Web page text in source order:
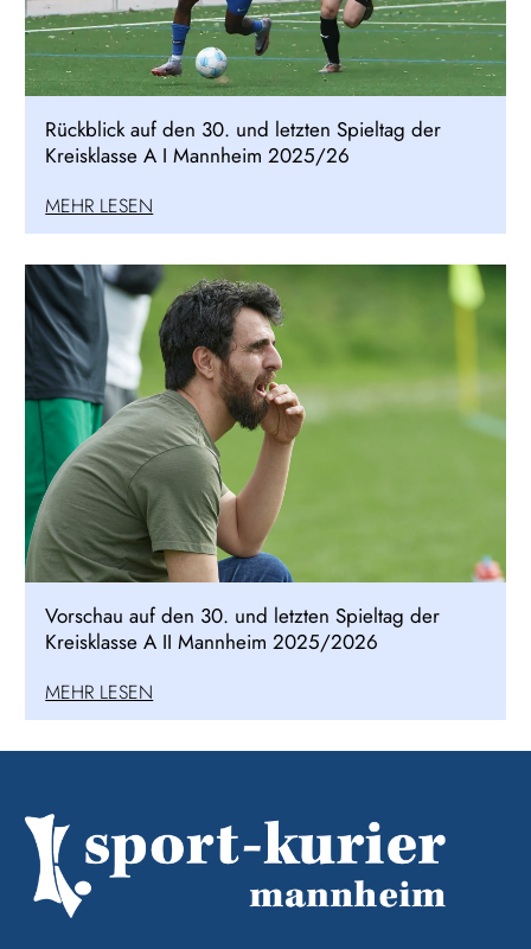
Rückblick auf den 30. und letzten Spieltag der
Kreisklasse A I Mannheim 2025/26
MEHR LESEN
Vorschau auf den 30. und letzten Spieltag der
Kreisklasse A II Mannheim 2025/2026
MEHR LESEN